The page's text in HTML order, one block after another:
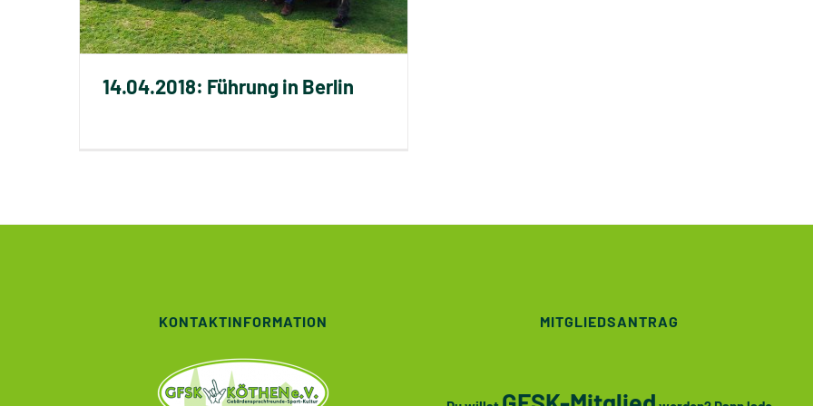
14.04.2018: Führung in Berlin
KONTAKTINFORMATION MITGLIEDSANTRAG